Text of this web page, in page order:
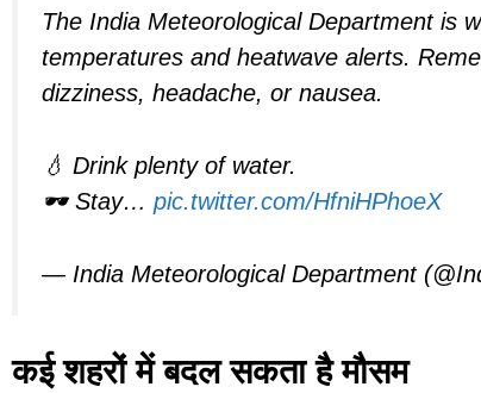
The India Meteorological Department is
temperatures and heatwave alerts.
dizziness, headache, or nausea.
💧 Drink plenty of water.
🕶️ Stay… pic.twitter.com/HfniHPhoeX
— India Meteorological Department
कई शहरों में बदल सकता है मौसम